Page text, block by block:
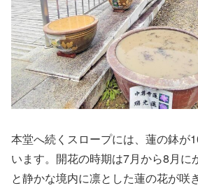
本堂へ続くスロープには、蓮の鉢が
います。開花の時期は7月から8月に
と静かな境内に凛とした蓮の花が咲